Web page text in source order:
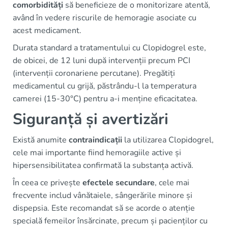
comorbidități să beneficieze de o monitorizare atentă,
având în vedere riscurile de hemoragie asociate cu
acest medicament.
Durata standard a tratamentului cu Clopidogrel este,
de obicei, de 12 luni după intervenții precum PCI
(intervenții coronariene percutane). Pregătiți
medicamentul cu grijă, păstrându-l la temperatura
camerei (15-30°C) pentru a-i menține eficacitatea.
Siguranță și avertizări
Există anumite contraindicații la utilizarea Clopidogrel,
cele mai importante fiind hemoragiile active și
hipersensibilitatea confirmată la substanța activă.
În ceea ce privește efectele secundare, cele mai
frecvente includ vânătaiele, sângerările minore și
dispepsia. Este recomandat să se acorde o atenție
specială femeilor însărcinate, precum și pacienților cu